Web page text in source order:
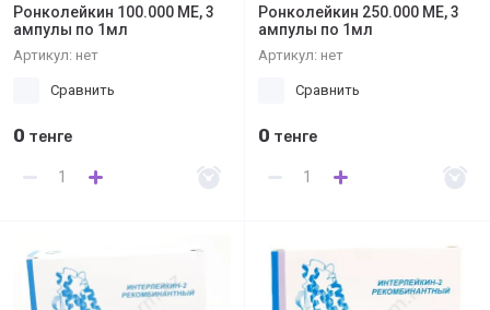
Ронколейкин 100.000 МЕ, 3
ампулы по 1мл
Артикул: нет
Сравнить
0 тенге
Ронколейкин 250.000 МЕ, 3
ампулы по 1мл
Артикул: нет
Сравнить
0 тенге